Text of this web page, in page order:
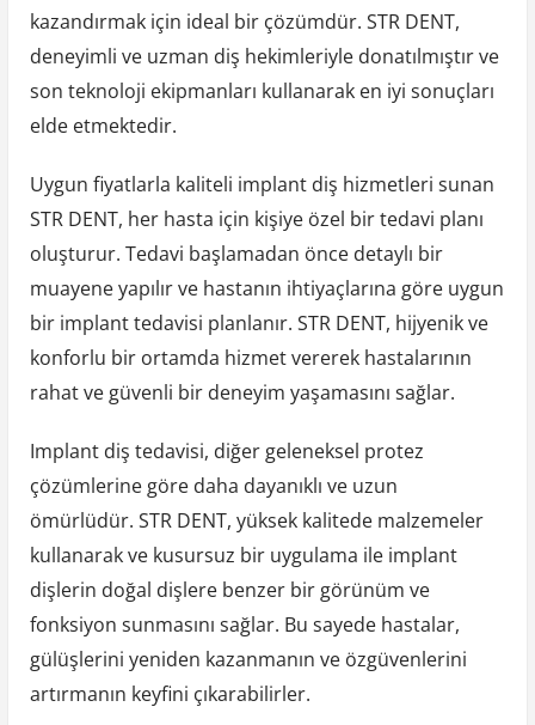
kazandırmak için ideal bir çözümdür. STR DENT,
deneyimli ve uzman diş hekimleriyle donatılmıştır ve
son teknoloji ekipmanları kullanarak en iyi sonuçları
elde etmektedir.
Uygun fiyatlarla kaliteli implant diş hizmetleri sunan
STR DENT, her hasta için kişiye özel bir tedavi planı
oluşturur. Tedavi başlamadan önce detaylı bir
muayene yapılır ve hastanın ihtiyaçlarına göre uygun
bir implant tedavisi planlanır. STR DENT, hijyenik ve
konforlu bir ortamda hizmet vererek hastalarının
rahat ve güvenli bir deneyim yaşamasını sağlar.
Implant diş tedavisi, diğer geleneksel protez
çözümlerine göre daha dayanıklı ve uzun
ömürlüdür. STR DENT, yüksek kalitede malzemeler
kullanarak ve kusursuz bir uygulama ile implant
dişlerin doğal dişlere benzer bir görünüm ve
fonksiyon sunmasını sağlar. Bu sayede hastalar,
gülüşlerini yeniden kazanmanın ve özgüvenlerini
artırmanın keyfini çıkarabilirler.